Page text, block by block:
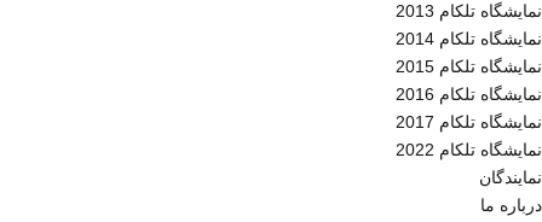
نمایشگاه تلکام 2013
نمایشگاه تلکام 2014
نمایشگاه تلکام 2015
نمایشگاه تلکام 2016
نمایشگاه تلکام 2017
نمایشگاه تلکام 2022
نمایندگان
درباره ما